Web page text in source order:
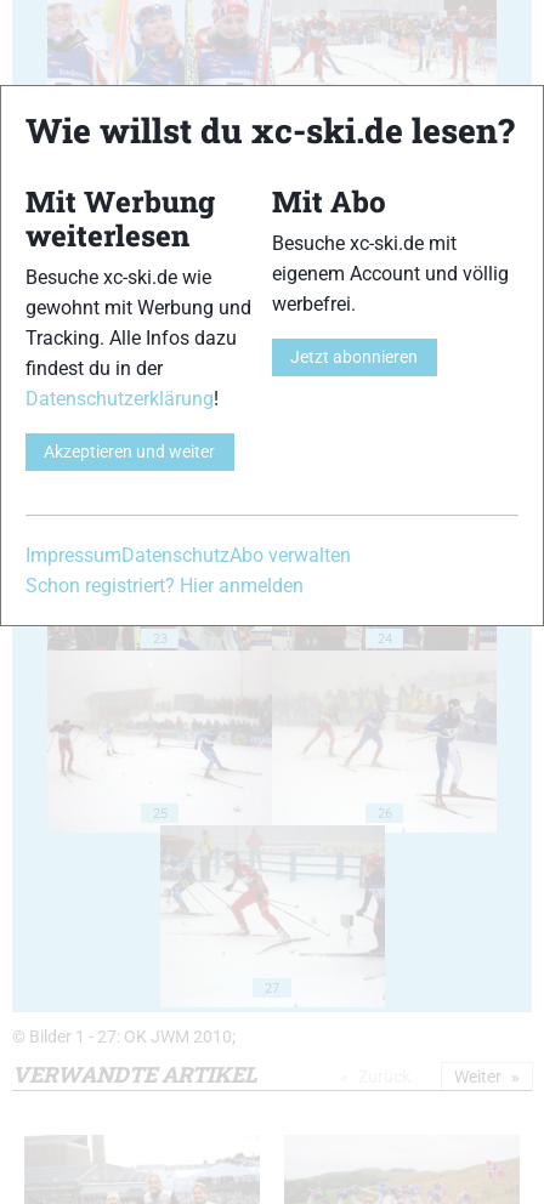
17 18
19
23 24
25 26
27
© Bilder 1 - 27: OK JWM 2010;
VERWANDTE ARTIKEL Weiter
Wie willst du xc-ski.de lesen?
Mit Werbung
weiterlesen
Besuche xc-ski.de wie
gewohnt mit Werbung und
Tracking. Alle Infos dazu
findest du in der
Datenschutzerklärung!
Akzeptieren und weiter
Mit Abo
Besuche xc-ski.de mit
eigenem Account und völlig
werbefrei.
Jetzt abonnieren
ImpressumDatenschutzAbo verwalten
Schon registriert? Hier anmelden